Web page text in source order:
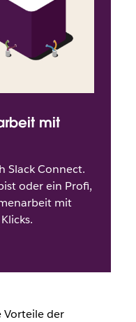
mit
Slack Connect.
oder ein Profi,
mit
der